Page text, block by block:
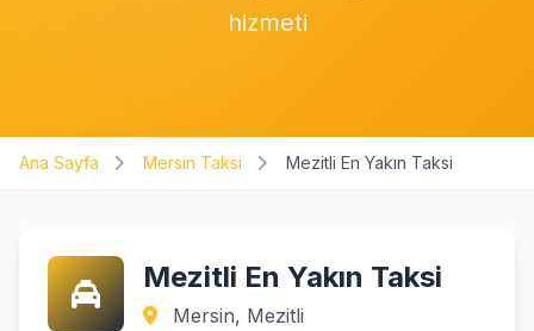
hizmeti
Ana Sayfa Mersin Taksi Mezitli En Yakın Taksi
Mezitli En Yakın Taksi
Mersin, Mezitli